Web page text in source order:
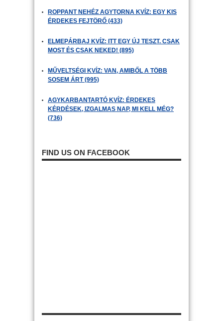
ROPPANT NEHÉZ AGYTORNA KVÍZ: EGY KIS
ÉRDEKES FEJTÖRŐ (433)
ELMEPÁRBAJ KVÍZ: ITT EGY ÚJ TESZT. CSAK
MOST ÉS CSAK NEKED! (895)
MŰVELTSÉGI KVÍZ: VAN, AMIBŐL A TÖBB
SOSEM ÁRT (995)
AGYKARBANTARTÓ KVÍZ: ÉRDEKES
KÉRDÉSEK, IZGALMAS NAP, MI KELL MÉG?
(736)
FIND US ON FACEBOOK